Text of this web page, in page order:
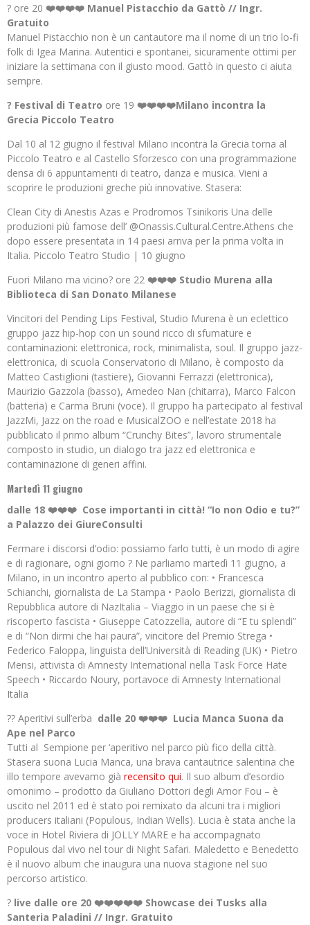
? ore 20 ❤️❤️❤️❤️ Manuel Pistacchio da Gattò // Ingr.
Gratuito
Manuel Pistacchio non è un cantautore ma il nome di un trio lo-fi
folk di Igea Marina. Autentici e spontanei, sicuramente ottimi per
iniziare la settimana con il giusto mood. Gattò in questo ci aiuta
sempre.
? Festival di Teatro ore 19 ❤️❤️❤️❤️Milano incontra la
Grecia Piccolo Teatro
Dal 10 al 12 giugno il festival Milano incontra la Grecia torna al
Piccolo Teatro e al Castello Sforzesco con una programmazione
densa di 6 appuntamenti di teatro, danza e musica. Vieni a
scoprire le produzioni greche più innovative. Stasera:
Clean City di Anestis Azas e Prodromos Tsinikoris Una delle
produzioni più famose dell’ @Onassis.Cultural.Centre.Athens che
dopo essere presentata in 14 paesi arriva per la prima volta in
Italia. Piccolo Teatro Studio | 10 giugno
Fuori Milano ma vicino? ore 22 ❤️❤️❤️ Studio Murena alla
Biblioteca di San Donato Milanese
Vincitori del Pending Lips Festival, Studio Murena è un eclettico
gruppo jazz hip-hop con un sound ricco di sfumature e
contaminazioni: elettronica, rock, minimalista, soul. Il gruppo jazz-
elettronica, di scuola Conservatorio di Milano, è composto da
Matteo Castiglioni (tastiere), Giovanni Ferrazzi (elettronica),
Maurizio Gazzola (basso), Amedeo Nan (chitarra), Marco Falcon
(batteria) e Carma Bruni (voce). Il gruppo ha partecipato al festival
JazzMi, Jazz on the road e MusicalZOO e nell’estate 2018 ha
pubblicato il primo album “Crunchy Bites”, lavoro strumentale
composto in studio, un dialogo tra jazz ed elettronica e
contaminazione di generi affini.
Martedì 11 giugno
dalle 18 ❤️❤️❤️ Cose importanti in città! “Io non Odio e tu?”
a Palazzo dei GiureConsulti
Fermare i discorsi d’odio: possiamo farlo tutti, è un modo di agire
e di ragionare, ogni giorno ? Ne parliamo martedì 11 giugno, a
Milano, in un incontro aperto al pubblico con: • Francesca
Schianchi, giornalista de La Stampa • Paolo Berizzi, giornalista di
Repubblica autore di NazItalia – Viaggio in un paese che si è
riscoperto fascista • Giuseppe Catozzella, autore di “E tu splendi”
e di “Non dirmi che hai paura”, vincitore del Premio Strega •
Federico Faloppa, linguista dell’Università di Reading (UK) • Pietro
Mensi, attivista di Amnesty International nella Task Force Hate
Speech • Riccardo Noury, portavoce di Amnesty International
Italia
?? Aperitivi sull’erba dalle 20 ❤️❤️❤️ Lucia Manca Suona da
Ape nel Parco
Tutti al Sempione per ‘aperitivo nel parco più fico della città.
Stasera suona Lucia Manca, una brava cantautrice salentina che
illo tempore avevamo già recensito qui. Il suo album d’esordio
omonimo – prodotto da Giuliano Dottori degli Amor Fou – è
uscito nel 2011 ed è stato poi remixato da alcuni tra i migliori
producers italiani (Populous, Indian Wells). Lucia è stata anche la
voce in Hotel Riviera di JOLLY MARE e ha accompagnato
Populous dal vivo nel tour di Night Safari. Maledetto e Benedetto
è il nuovo album che inaugura una nuova stagione nel suo
percorso artistico.
? live dalle ore 20 ❤️❤️❤️❤️❤️ Showcase dei Tusks alla
Santeria Paladini // Ingr. Gratuito